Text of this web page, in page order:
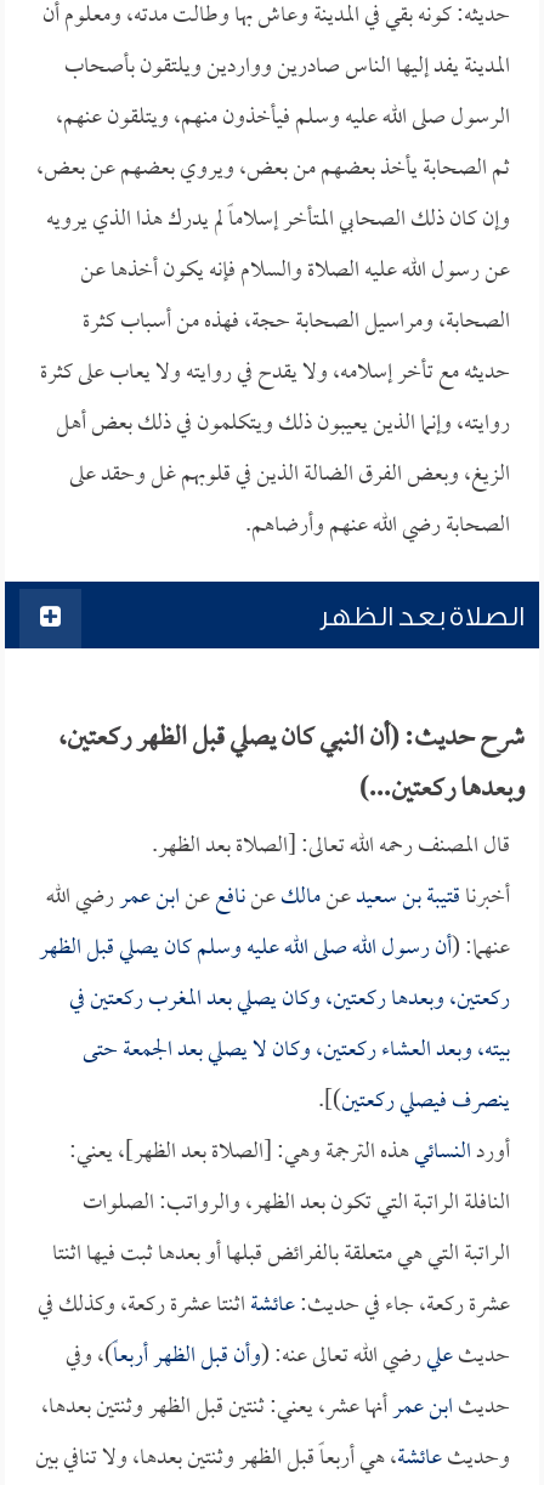
حديثه: كونه بقي في المدينة وعاش بها وطالت مدته، ومعلوم أن
المدينة يفد إليها الناس صادرين وواردين ويلتقون بأصحاب
الرسول صلى الله عليه وسلم فيأخذون منهم، ويتلقون عنهم،
ثم الصحابة يأخذ بعضهم من بعض، ويروي بعضهم عن بعض،
وإن كان ذلك الصحابي المتأخر إسلاماً لم يدرك هذا الذي يرويه
عن رسول الله عليه الصلاة والسلام فإنه يكون أخذها عن
الصحابة، ومراسيل الصحابة حجة، فهذه من أسباب كثرة
حديثه مع تأخر إسلامه، ولا يقدح في روايته ولا يعاب على كثرة
روايته، وإنما الذين يعيبون ذلك ويتكلمون في ذلك بعض أهل
الزيغ، وبعض الفرق الضالة الذين في قلوبهم غل وحقد على
الصحابة رضي الله عنهم وأرضاهم.
الصلاة بعد الظهر
شرح حديث: (أن النبي كان يصلي قبل الظهر ركعتين،
وبعدها ركعتين...)
قال المصنف رحمه الله تعالى: [الصلاة بعد الظهر.
أخبرناقتيبة بن سعيدعنمالكعننافععنابن عمررضي الله
عنهما: (أن رسول الله صلى الله عليه وسلم كان يصلي قبل الظهر
ركعتين، وبعدها ركعتين، وكان يصلي بعد المغرب ركعتين في
بيته، وبعد العشاء ركعتين، وكان لا يصلي بعد الجمعة حتى
ينصرف فيصلي ركعتين)].
أوردالنسائيهذه الترجمة وهي: [الصلاة بعد الظهر]، يعني:
النافلة الراتبة التي تكون بعد الظهر، والرواتب: الصلوات
الراتبة التي هي متعلقة بالفرائض قبلها أو بعدها ثبت فيها اثنتا
عشرة ركعة، جاء في حديث:عائشةاثنتا عشرة ركعة، وكذلك في
حديثعليرضي الله تعالى عنه: (وأن قبل الظهر أربعاً)، وفي
حديثابن عمرأنها عشر، يعني: ثنتين قبل الظهر وثنتين بعدها،
وحديثعائشة، هي أربعاً قبل الظهر وثنتين بعدها، ولا تنافي بين